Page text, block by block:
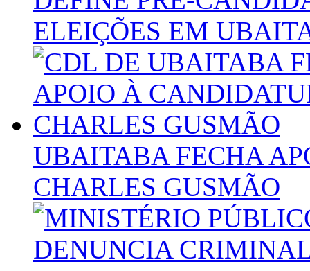
ELEIÇÕES EM
UBAITABA FECHA
CHARLES GUSMÃO